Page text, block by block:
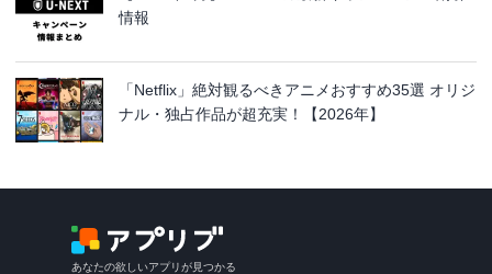
情報
「Netflix」絶対観るべきアニメおすすめ35選 オリジ
ナル・独占作品が超充実！【2026年】
あなたの欲しいアプリが見つかる